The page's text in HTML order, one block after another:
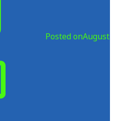
Posted onAugust